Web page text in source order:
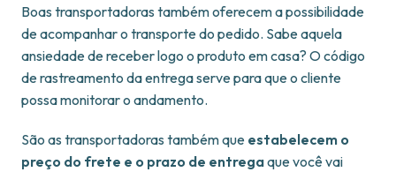
Boas transportadoras também oferecem a possibilidade
de acompanhar o transporte do pedido. Sabe aquela
ansiedade de receber logo o produto em casa? O código
de rastreamento da entrega serve para que o cliente
possa monitorar o andamento.
São as transportadoras também que estabelecem o
preço do frete e o prazo de entregaque você vai